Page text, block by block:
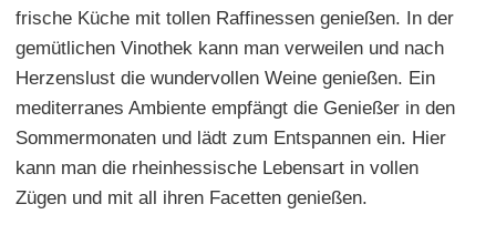
frische Küche mit tollen Raffinessen genießen. In der
gemütlichen Vinothek kann man verweilen und nach
Herzenslust die wundervollen Weine genießen. Ein
mediterranes Ambiente empfängt die Genießer in den
Sommermonaten und lädt zum Entspannen ein. Hier
kann man die rheinhessische Lebensart in vollen
Zügen und mit all ihren Facetten genießen.